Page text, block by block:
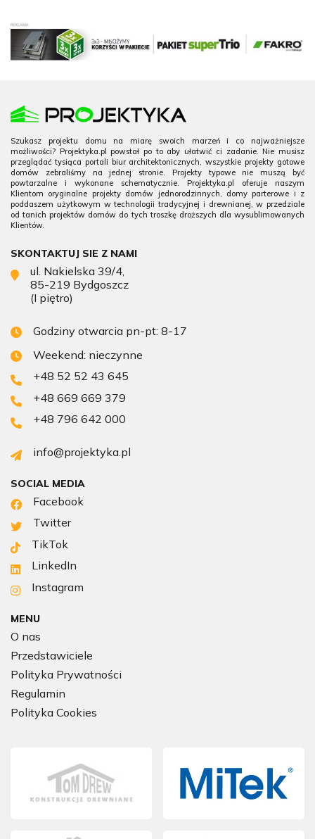
Szukasz projektu domu na miarę swoich marzeń i co najważniejsze
możliwości? Projektyka.pl powstał po to aby ułatwić ci zadanie. Nie musisz
przeglądać tysiąca portali biur architektonicznych, wszystkie projekty gotowe
domów zebraliśmy na jednej stronie. Projekty typowe nie muszą być
powtarzalne i wykonane schematycznie. Projektyka.pl oferuje naszym
Klientom oryginalne projekty domów jednorodzinnych, domy parterowe i z
poddaszem użytkowym w technologii tradycyjnej i drewnianej, w przedziale
od tanich projektów domów do tych troszkę droższych dla wysublimowanych
Klientów.
SKONTAKTUJ SIE Z NAMI
ul. Nakielska 39/4,
85-219 Bydgoszcz
(I piętro)
Godziny otwarcia pn-pt: 8-17
Weekend: nieczynne
+48 52 52 43 645
+48 669 669 379
+48 796 642 000
info@projektyka.pl
SOCIAL MEDIA
Facebook
Twitter
TikTok
LinkedIn
Instagram
MENU
O nas
Przedstawiciele
Polityka Prywatności
Regulamin
Polityka Cookies